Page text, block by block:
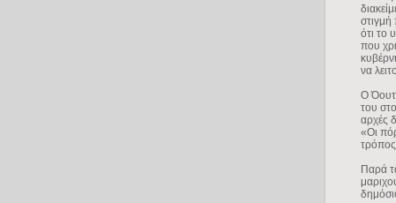
στιγμή
ότι το
που
να
Ο
του
αρχές
«Οι
Παρά